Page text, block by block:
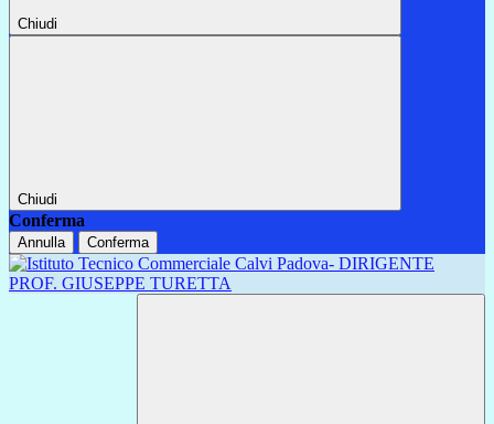
Chiudi
Chiudi
Conferma
Annulla Conferma